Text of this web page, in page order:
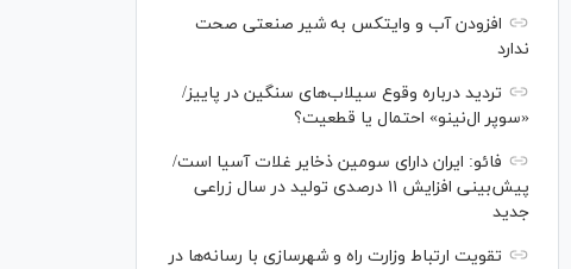
افزودن آب و وایتکس به شیر صنعتی صحت
ندارد
تردید درباره وقوع سیلاب‌های سنگین در پاییز/
«سوپر ال‌نینو» احتمال یا قطعیت؟
فائو: ایران دارای سومین ذخایر غلات آسیا است/
پیش‌بینی افزایش ۱۱ درصدی تولید در سال زراعی
جدید
تقویت ارتباط وزارت راه و شهرسازی با رسانه‌ها در